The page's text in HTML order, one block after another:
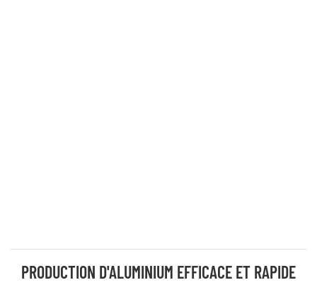
PRODUCTION D'ALUMINIUM EFFICACE ET RAPIDE